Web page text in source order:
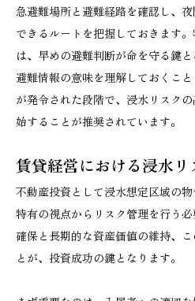
急避難場所と避難経路を確認し、
できるルートを把握しておきます
は、早めの避難判断が命を守る鍵
避難情報の意味を理解しておくこと
が発令された段階で、浸水リスク
始することが推奨されています。
賃貸経営における浸水リ
不動産投資として浸水想定区域の
特有の視点からリスク管理を行う
確保と長期的な資産価値の維持、
とが、投資成功の鍵となります。